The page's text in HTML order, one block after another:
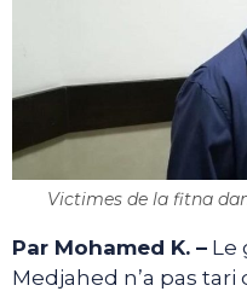
Victimes de la fitna
Par Mohamed K. – Le
Medjahed n’a pas tari